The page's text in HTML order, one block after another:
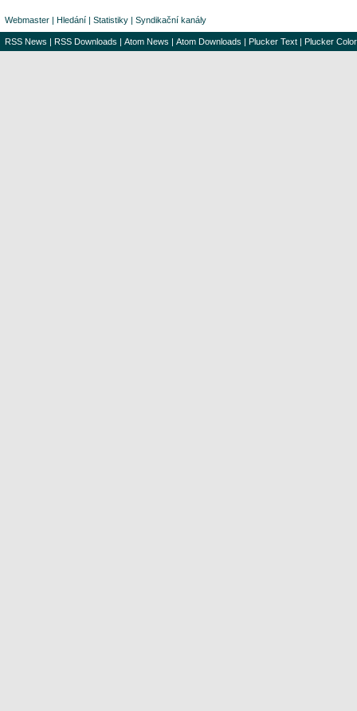
Webmaster | Hledání | Statistiky | Syndikační kanály
RSS News | RSS Downloads | Atom News | Atom Downloads | Plucker Text | Plucker Color